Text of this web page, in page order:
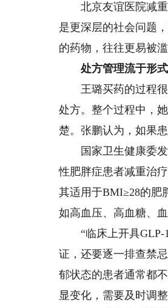
北京友谊医院减重
是更深层的社会问题
的药物，往往更易被滥
处方管理流于形式
王璐买药的过程很
处方。整个过程中，
楚。张鹏认为，如果
国家卫生健康委发
性肥胖症患者减重治
其适用于BMI≥28的肥
如高血压、高血糖、血
“临床上开具GLP-1
证，还要逐一排查禁
郁状态的患者通常都
显变化，需要及时调整